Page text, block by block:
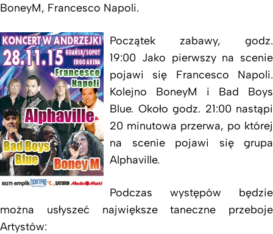
BoneyM, Francesco Napoli.
Początek zabawy, godz.
19:00 Jako pierwszy na scenie
pojawi się Francesco Napoli.
Kolejno BoneyM i Bad Boys
Blue. Około godz. 21:00 nastąpi
20 minutowa przerwa, po której
na scenie pojawi się grupa
Alphaville.
Podczas występów będzie
można usłyszeć największe taneczne przeboje
Artystów: